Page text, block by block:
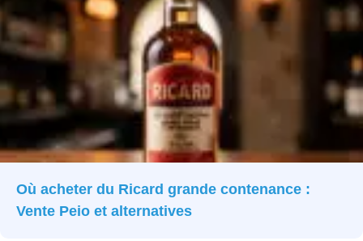
Où acheter du Ricard grande contenance :
Vente Peio et alternatives